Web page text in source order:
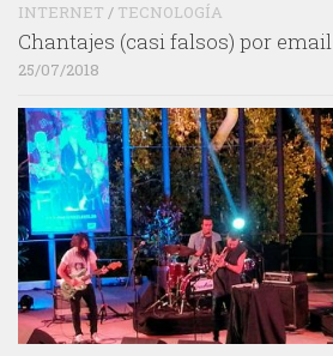
INTERNET / TECNOLOGÍA
Chantajes (casi falsos) por email
25/07/2018